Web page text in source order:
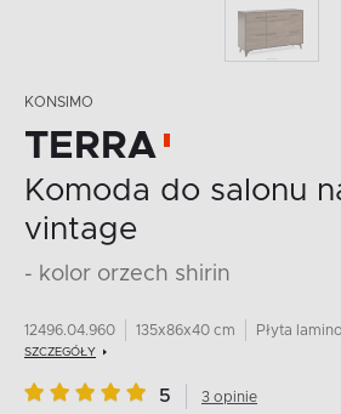
KONSIMO
TERRA
Komoda do salonu
vintage
- kolor orzech shirin
12496.04.960 135x86x40 cm Płyta
SZCZEGÓŁY
5 3 opinie